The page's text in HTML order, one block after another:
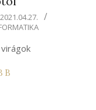
2021.04.27.